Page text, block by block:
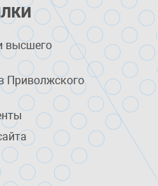
высшего
Приволжского